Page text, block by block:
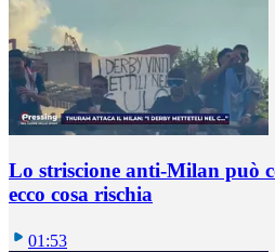
Lo striscione anti-Milan può
ecco cosa rischia
01:53